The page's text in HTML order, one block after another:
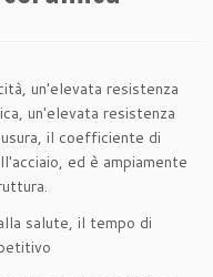
un'elevata resistenza
un'elevata resistenza
il coefficiente di
ed è ampiamente
salute, il tempo di